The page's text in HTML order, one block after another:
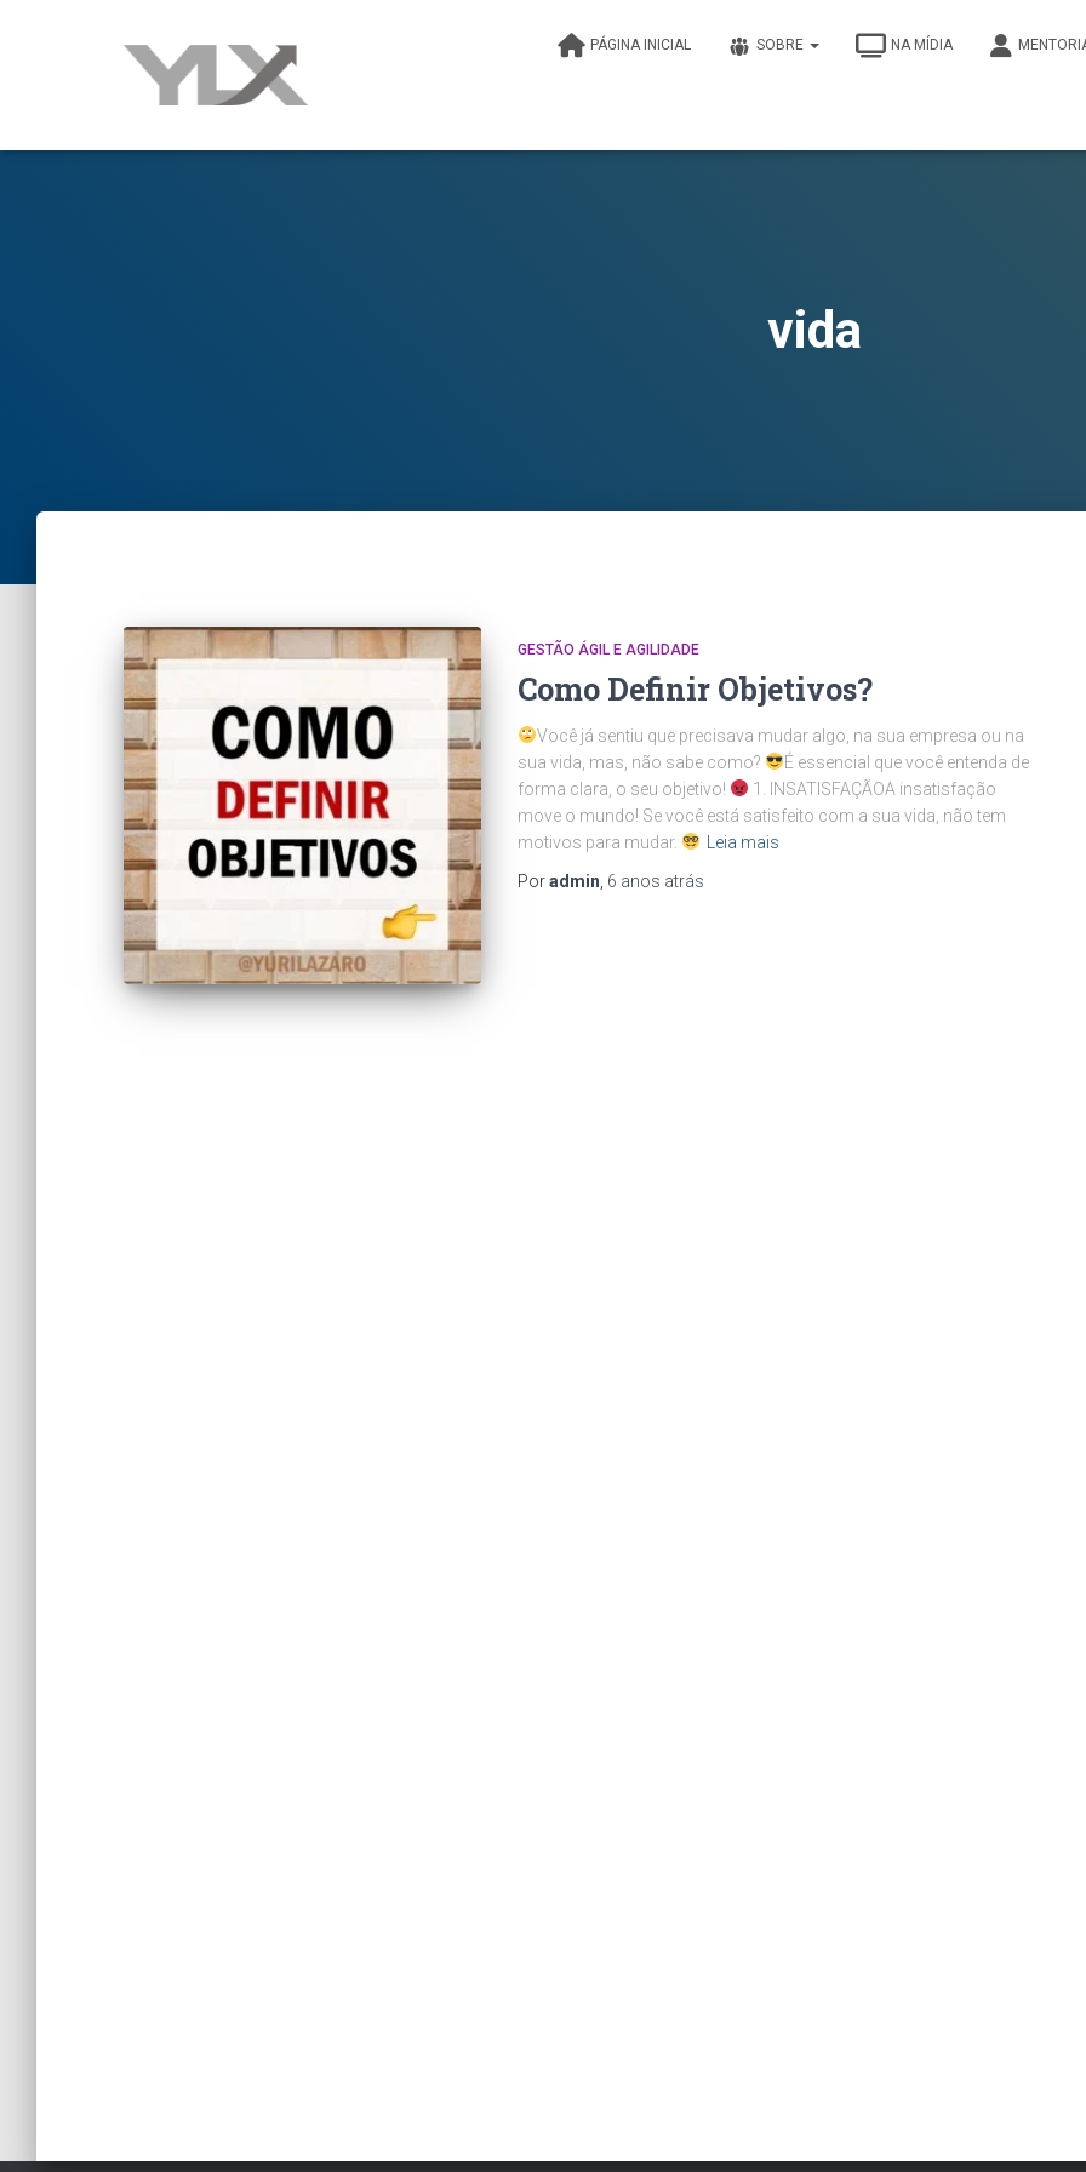
PÁGINA INICIAL SOBRE NA MÍDIA
vida
GESTÃO ÁGIL E AGILIDADE
Como Definir Objetivos?
Você já sentiu que precisava mudar algo, na sua empresa ou na
sua vida, mas, não sabe como?
É essencial que você entenda de
forma clara, o seu objetivo!
1. INSATISFAÇÃOA insatisfação
move o mundo! Se você está satisfeito com a sua vida, não tem
motivos para mudar.
Leia mais
Poradmin 6 anos atrás